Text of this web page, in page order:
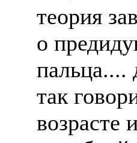
теория
о
пальца....
так
возрасте